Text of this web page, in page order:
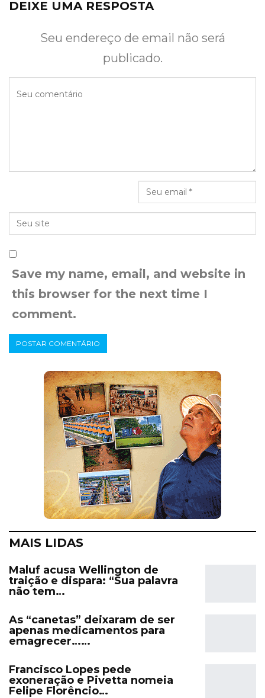
DEIXE UMA RESPOSTA
Seu endereço de email não será
publicado.
Save my name, email, and website in
this browser for the next time I
comment.
MAIS LIDAS
Maluf acusa Wellington de
traição e dispara: “Sua palavra
não tem…
As “canetas” deixaram de ser
apenas medicamentos para
emagrecer……
Francisco Lopes pede
exoneração e Pivetta nomeia
Felipe Florêncio…